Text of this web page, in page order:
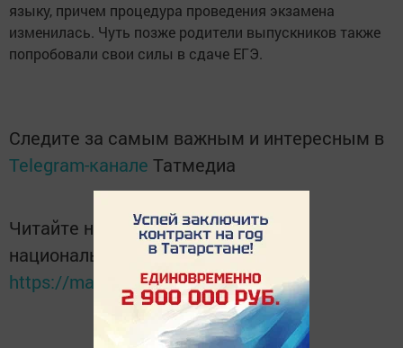
языку, причем процедура проведения экзамена
изменилась. Чуть позже родители выпускников также
попробовали свои силы в сдаче ЕГЭ.
Следите за самым важным и интересным в
Telegram-канале Татмедиа
Читайте новости Татарстана в
национальном мессенджере MАХ:
https://max.ru/tatmedia